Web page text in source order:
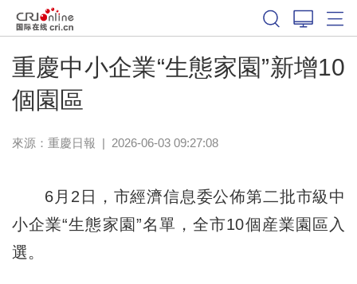
重慶中小企業“生態家園”新增10
個園區
來源： 重慶日報 | 2026-06-03 09:27:08
6月2日，市經濟信息委公佈第二批市級中
小企業“生態家園”名單，全市10個産業園區入
選。